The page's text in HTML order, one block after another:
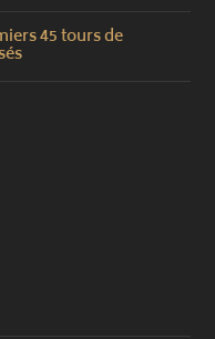
45 tours de